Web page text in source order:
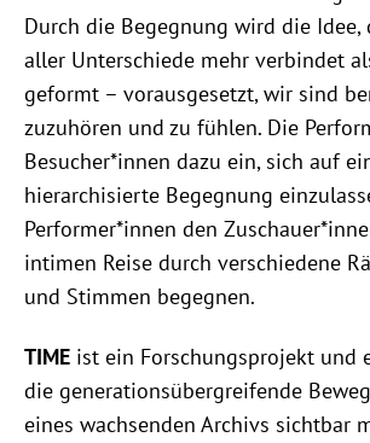
Durch die Begegnung wird die Idee,
aller Unterschiede mehr verbindet
geformt – vorausgesetzt, wir sind
zuzuhören und zu fühlen. Die
Besucher*innen dazu ein, sich auf
hierarchisierte Begegnung
Performer*innen den
intimen Reise durch verschiedene
und Stimmen begegnen.
TIME ist ein Forschungsprojekt und
die generationsübergreifende
eines wachsenden Archivs sichtbar